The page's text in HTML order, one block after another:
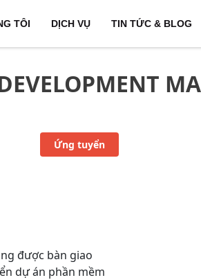
TÔI DỊCH VỤ TIN TỨC & BLOG
TUYỂN DỤNG
Ứng tuyển
được bàn giao
dự án phần mềm